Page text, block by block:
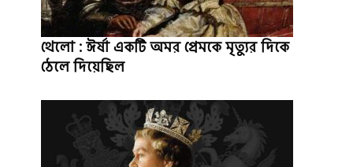
থেলো : ঈর্ষা একটি অমর প্রেমকে মৃত্যুর দিকে
ঠেলে দিয়েছিল